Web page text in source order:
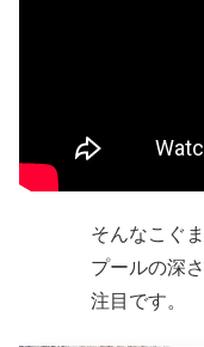
そんなこぐ
プールの深
注目です。